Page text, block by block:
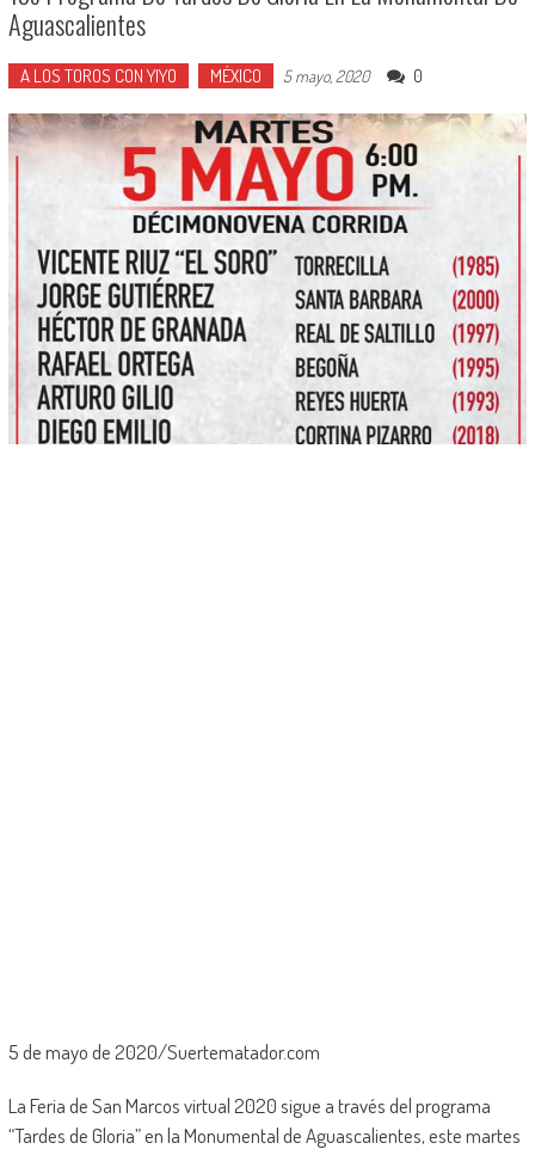
Aguascalientes
A LOS TOROS CON YIYO MÉXICO 5 mayo, 2020 0
5 de mayo de 2020/Suertematador.com
La Feria de San Marcos virtual 2020 sigue a través del programa
“Tardes de Gloria” en la Monumental de Aguascalientes, este martes